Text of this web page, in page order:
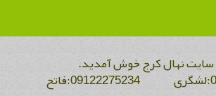
نهال کرج خوش آمدید.